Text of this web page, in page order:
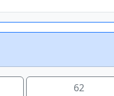
62